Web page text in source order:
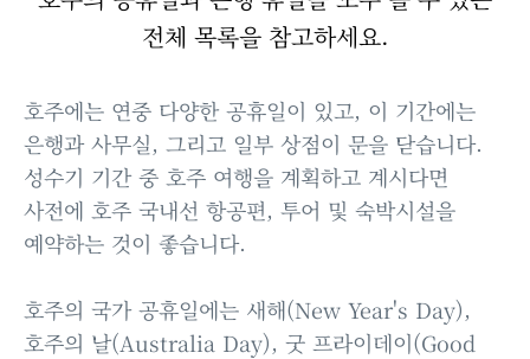
전체 목록을 참고하세요.
호주에는 연중 다양한 공휴일이 있고, 이 기간에는
은행과 사무실, 그리고 일부 상점이 문을 닫습니다.
성수기 기간 중 호주 여행을 계획하고 계시다면
사전에 호주 국내선 항공편, 투어 및 숙박시설을
예약하는 것이 좋습니다.
호주의 국가 공휴일에는 새해(New Year's Day),
호주의 날(Australia Day), 굿 프라이데이(Good